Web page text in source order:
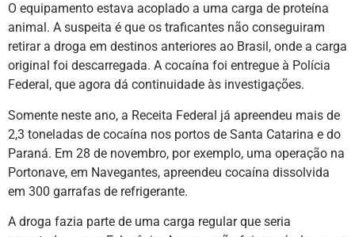
O equipamento estava acoplado a uma carga de proteína
animal. A suspeita é que os traficantes não conseguiram
retirar a droga em destinos anteriores ao Brasil, onde a carga
original foi descarregada. A cocaína foi entregue à Polícia
Federal, que agora dá continuidade às investigações.
Somente neste ano, a Receita Federal já apreendeu mais de
2,3 toneladas de cocaína nos portos de Santa Catarina e do
Paraná. Em 28 de novembro, por exemplo, uma operação na
Portonave, em Navegantes, apreendeu cocaína dissolvida
em 300 garrafas de refrigerante.
A droga fazia parte de uma carga regular que seria